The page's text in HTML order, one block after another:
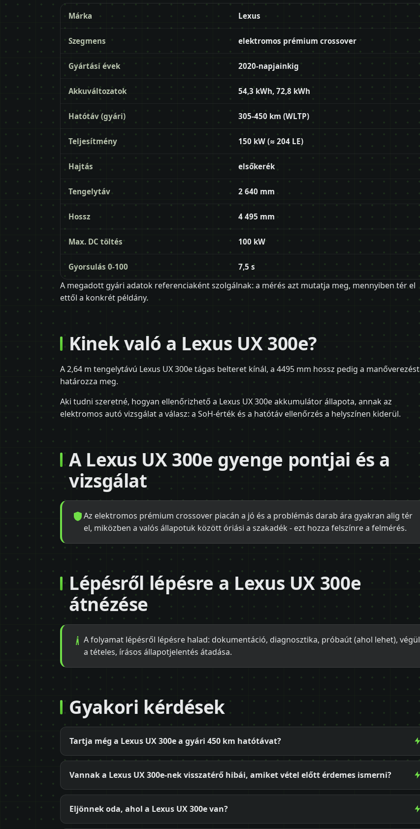
Márka Lexus
Szegmens elektromos prémium crossover
Gyártási évek 2020-napjainkig
Akkuváltozatok 54,3 kWh, 72,8 kWh
Hatótáv (gyári) 305-450 km (WLTP)
Teljesítmény 150 kW (≈ 204 LE)
Hajtás elsőkerék
Tengelytáv 2 640 mm
Hossz 4 495 mm
Max. DC töltés 100 kW
Gyorsulás 0-100 7,5 s
A megadott gyári adatok referenciaként szolgálnak: a mérés azt mutatja meg, mennyiben tér el
ettől a konkrét példány.
Kinek való a Lexus UX 300e?
A 2,64 m tengelytávú Lexus UX 300e tágas belteret kínál, a 4495 mm hossz pedig a manőverezést
határozza meg.
Aki tudni szeretné, hogyan ellenőrizhető a Lexus UX 300e akkumulátor állapota, annak az
elektromos autó vizsgálat a válasz: a SoH-érték és a hatótáv ellenőrzés a helyszínen kiderül.
A Lexus UX 300e gyenge pontjai és a
vizsgálat
Az elektromos prémium crossover piacán a jó és a problémás darab ára gyakran alig tér
el, miközben a valós állapotuk között óriási a szakadék - ezt hozza felszínre a felmérés.
Lépésről lépésre a Lexus UX 300e
átnézése
A folyamat lépésről lépésre halad: dokumentáció, diagnosztika, próbaút (ahol lehet), végül
a tételes, írásos állapotjelentés átadása.
Gyakori kérdések
Tartja még a Lexus UX 300e a gyári 450 km hatótávat?
Vannak a Lexus UX 300e-nek visszatérő hibái, amiket vétel előtt érdemes ismerni?
Eljönnek oda, ahol a Lexus UX 300e van?